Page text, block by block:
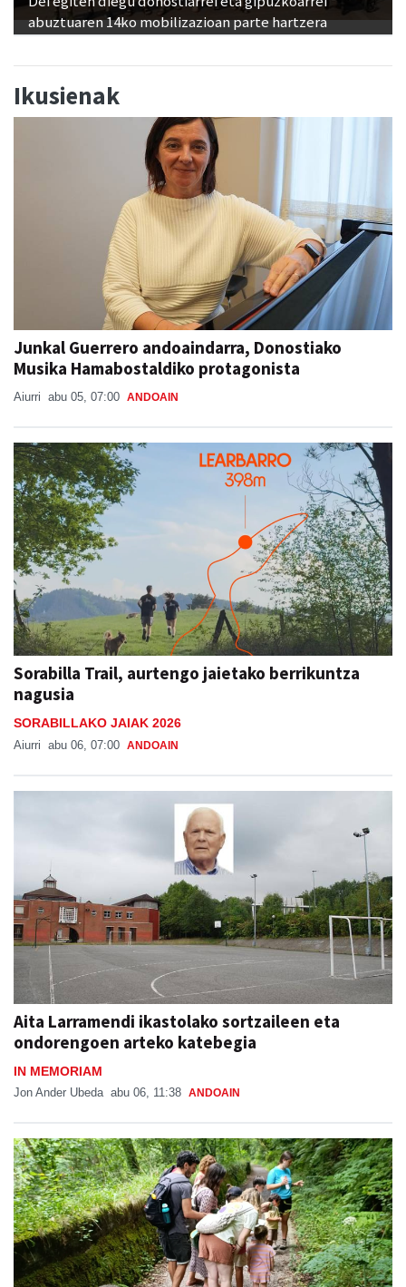
abuztuaren 14ko mobilizazioan parte hartzera
Ikusienak
Junkal Guerrero andoaindarra, Donostiako
Musika Hamabostaldiko protagonista
Aiurri abu 05, 07:00 ANDOAIN
Sorabilla Trail, aurtengo jaietako berrikuntza
nagusia
SORABILLAKO JAIAK 2026
Aiurri abu 06, 07:00 ANDOAIN
Aita Larramendi ikastolako sortzaileen eta
ondorengoen arteko katebegia
IN MEMORIAM
Jon Ander Ubeda abu 06, 11:38 ANDOAIN